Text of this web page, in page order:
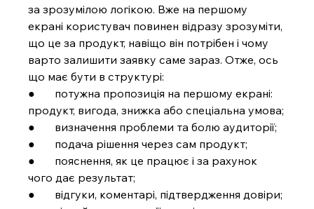
за зрозумілою логікою. Вже на першому
екрані користувач повинен відразу зрозуміти,
що це за продукт, навіщо він потрібен і чому
варто залишити заявку саме зараз. Отже, ось
що має бути в структурі:
●       потужна пропозиція на першому екрані:
продукт, вигода, знижка або спеціальна умова;
●       визначення проблеми та болю аудиторії;
●       подача рішення через сам продукт;
●       пояснення, як це працює і за рахунок
чого дає результат;
●       відгуки, коментарі, підтвердження довіри;